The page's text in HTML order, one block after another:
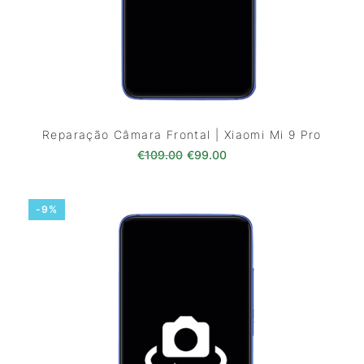
Reparação Câmara Frontal | Xiaomi Mi 9 Pro
€109.00 O preço original era:
€99.00O preço atual é:
-9%